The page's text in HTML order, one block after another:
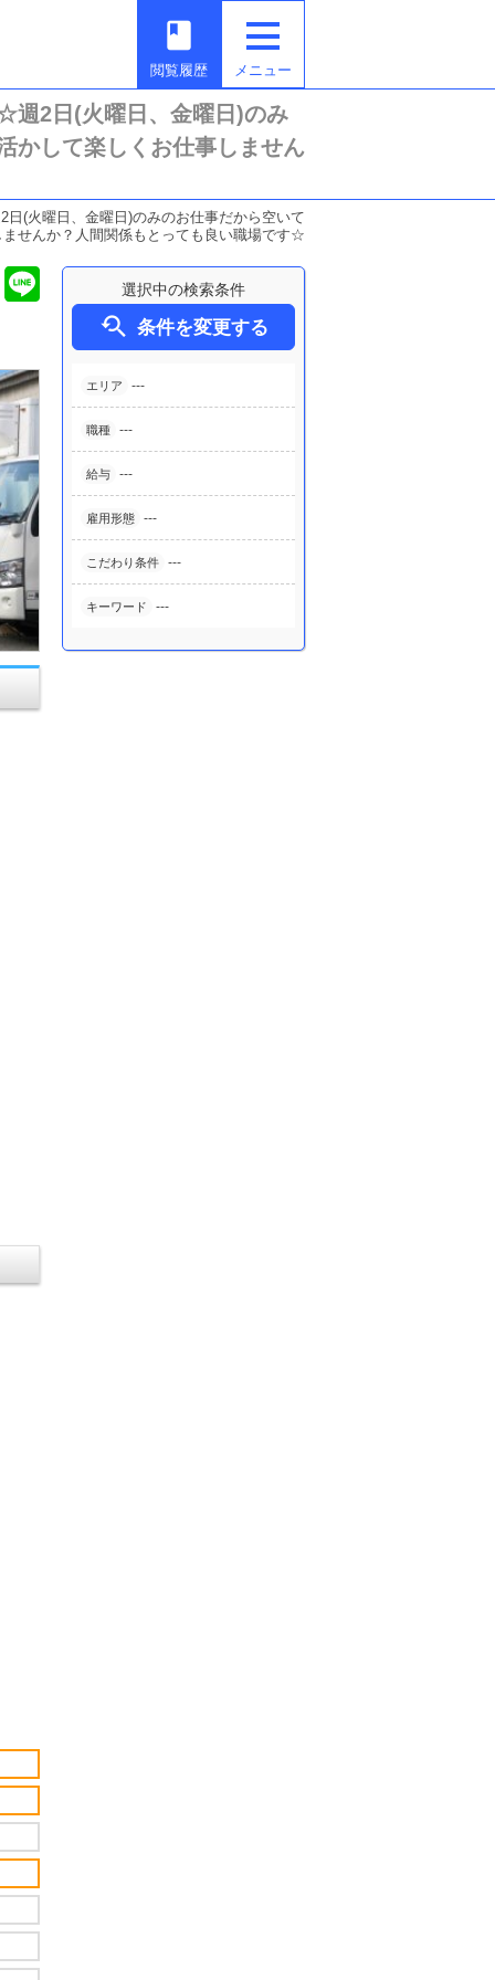
メニュー
book
閲覧履歴
週2日(火曜日、金曜日)のみ
かして楽しくお仕事しません
(火曜日、金曜日)のみのお仕事だから空いて
せんか？人間関係もとっても良い職場です☆
選択中の検索条件
 条件を変更する
エリア ---
職種 ---
給与 ---
雇用形態 ---
こだわり条件 ---
キーワード ---